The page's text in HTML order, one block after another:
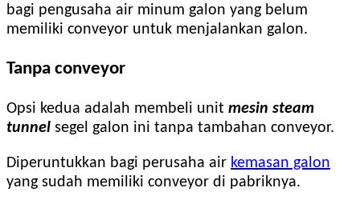
bagi pengusaha air minum galon yang belum
memiliki conveyor untuk menjalankan galon.
Tanpa conveyor
Opsi kedua adalah membeli unit mesin steam
tunnel segel galon ini tanpa tambahan conveyor.
Diperuntukkan bagi perusaha air kemasan galon
yang sudah memiliki conveyor di pabriknya.